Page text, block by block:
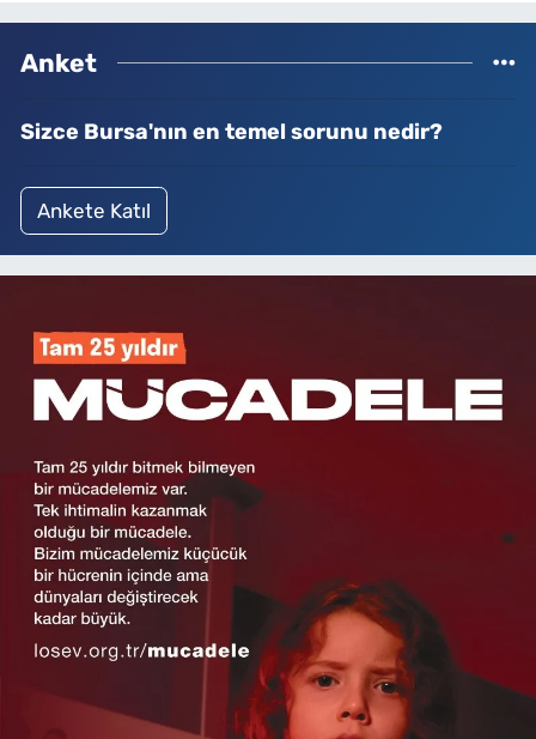
Anket
Sizce Bursa'nın en temel sorunu nedir?
Ankete Katıl